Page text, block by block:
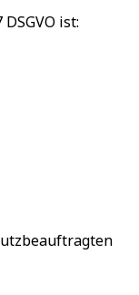
ist: